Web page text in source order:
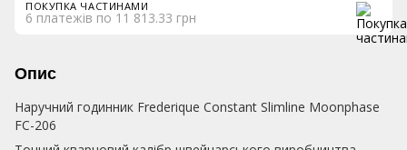
ПОКУПКА ЧАСТИНАМИ
6 платежів по 11 813.33 грн
Опис
Наручний годинник Frederique Constant Slimline Moonphase
FC-206